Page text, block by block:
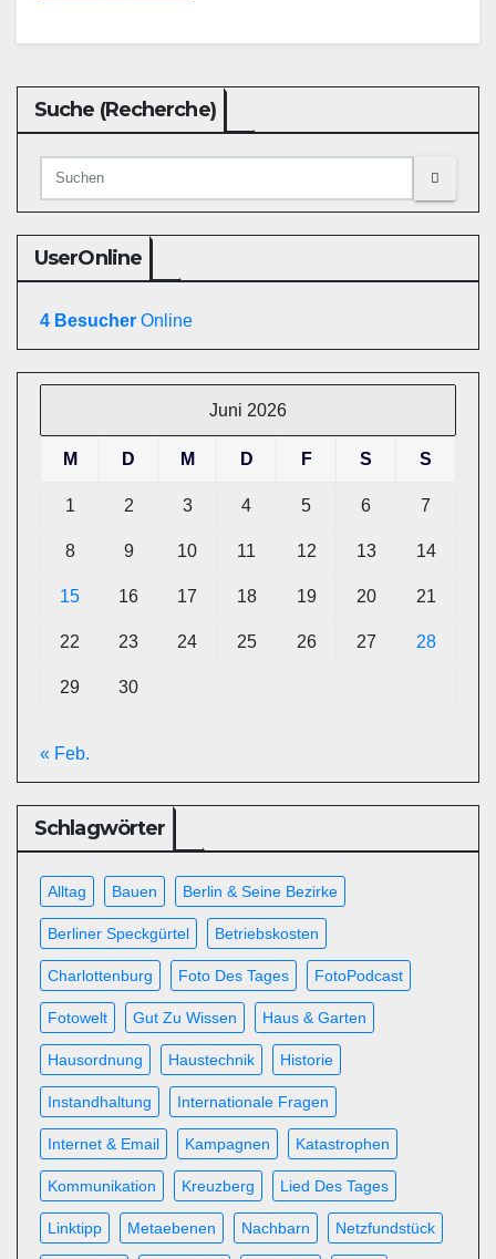
Suche (Recherche)
UserOnline
4 Besucher Online
Juni 2026
M D M D F S S
1 2 3 4 5 6 7
8 9 10 11 12 13 14
15 16 17 18 19 20 21
22 23 24 25 26 27 28
29 30
« Feb.
Schlagwörter
Alltag Bauen Berlin & Seine Bezirke
Berliner Speckgürtel Betriebskosten
Charlottenburg Foto Des Tages FotoPodcast
Fotowelt Gut Zu Wissen Haus & Garten
Hausordnung Haustechnik Historie
Instandhaltung Internationale Fragen
Internet & Email Kampagnen Katastrophen
Kommunikation Kreuzberg Lied Des Tages
Linktipp Metaebenen Nachbarn Netzfundstück